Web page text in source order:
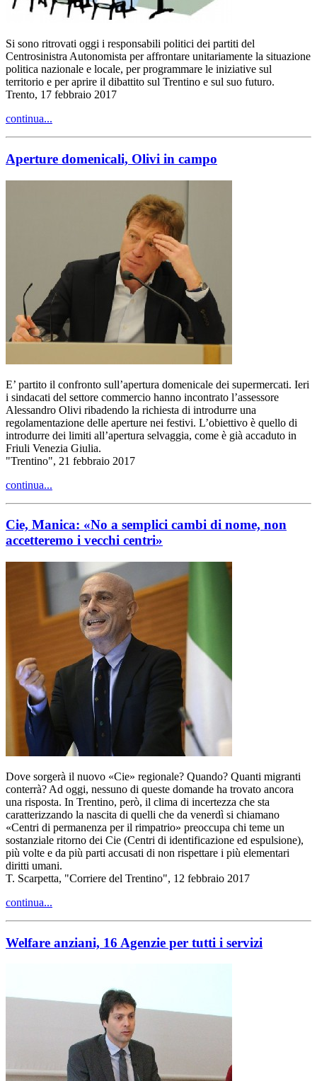
Si sono ritrovati oggi i responsabili politici dei partiti del
Centrosinistra Autonomista per affrontare unitariamente la situazione
politica nazionale e locale, per programmare le iniziative sul
territorio e per aprire il dibattito sul Trentino e sul suo futuro.
Trento, 17 febbraio 2017
continua...
Aperture domenicali, Olivi in campo
E’ partito il confronto sull’apertura domenicale dei supermercati. Ieri
i sindacati del settore commercio hanno incontrato l’assessore
Alessandro Olivi ribadendo la richiesta di introdurre una
regolamentazione delle aperture nei festivi. L’obiettivo è quello di
introdurre dei limiti all’apertura selvaggia, come è già accaduto in
Friuli Venezia Giulia.
"Trentino", 21 febbraio 2017
continua...
Cie, Manica: «No a semplici cambi di nome, non
accetteremo i vecchi centri»
Dove sorgerà il nuovo «Cie» regionale? Quando? Quanti migranti
conterrà? Ad oggi, nessuno di queste domande ha trovato ancora
una risposta. In Trentino, però, il clima di incertezza che sta
caratterizzando la nascita di quelli che da venerdì si chiamano
«Centri di permanenza per il rimpatrio» preoccupa chi teme un
sostanziale ritorno dei Cie (Centri di identificazione ed espulsione),
più volte e da più parti accusati di non rispettare i più elementari
diritti umani.
T. Scarpetta, "Corriere del Trentino", 12 febbraio 2017
continua...
Welfare anziani, 16 Agenzie per tutti i servizi